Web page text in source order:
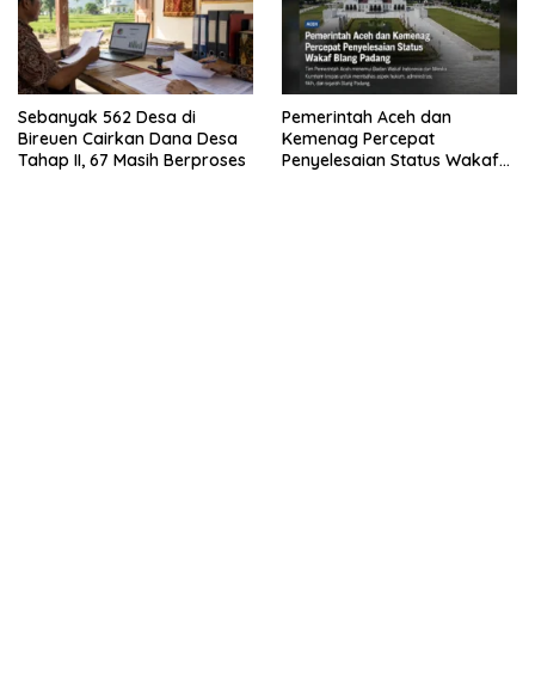
Sebanyak 562 Desa di
Bireuen Cairkan Dana Desa
Tahap II, 67 Masih Berproses
Pemerintah Aceh dan
Kemenag Percepat
Penyelesaian Status Wakaf